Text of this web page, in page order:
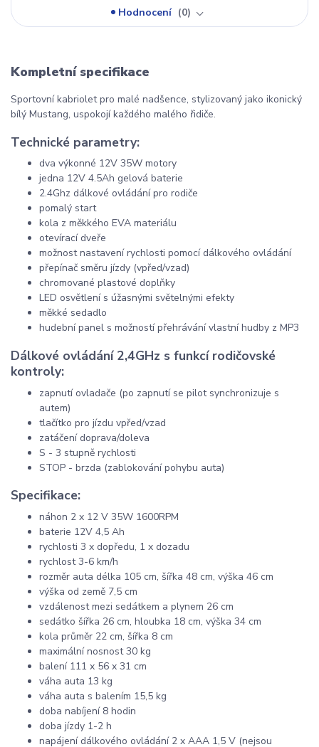
Hodnocení
0
Kompletní specifikace
Sportovní kabriolet pro malé nadšence, stylizovaný jako ikonický
bílý Mustang, uspokojí každého malého řidiče.
Technické parametry:
dva výkonné 12V 35W motory
jedna 12V 4.5Ah gelová baterie
2.4Ghz dálkové ovládání pro rodiče
pomalý start
kola z měkkého EVA materiálu
otevírací dveře
možnost nastavení rychlosti pomocí dálkového ovládání
přepínač směru jízdy (vpřed/vzad)
chromované plastové doplňky
LED osvětlení s úžasnými světelnými efekty
měkké sedadlo
hudební panel s možností přehrávání vlastní hudby z MP3
Dálkové ovládání 2,4GHz s funkcí rodičovské
kontroly:
zapnutí ovladače (po zapnutí se pilot synchronizuje s
autem)
tlačítko pro jízdu vpřed/vzad
zatáčení doprava/doleva
S - 3 stupně rychlosti
STOP - brzda (zablokování pohybu auta)
Specifikace:
náhon 2 x 12 V 35W 1600RPM
baterie 12V 4,5 Ah
rychlosti 3 x dopředu, 1 x dozadu
rychlost 3-6 km/h
rozměr auta délka 105 cm, šířka 48 cm, výška 46 cm
výška od země 7,5 cm
vzdálenost mezi sedátkem a plynem 26 cm
sedátko šířka 26 cm, hloubka 18 cm, výška 34 cm
kola průměr 22 cm, šířka 8 cm
maximální nosnost 30 kg
balení 111 x 56 x 31 cm
váha auta 13 kg
váha auta s balením 15,5 kg
doba nabíjení 8 hodin
doba jízdy 1-2 h
napájení dálkového ovládání 2 x AAA 1,5 V (nejsou